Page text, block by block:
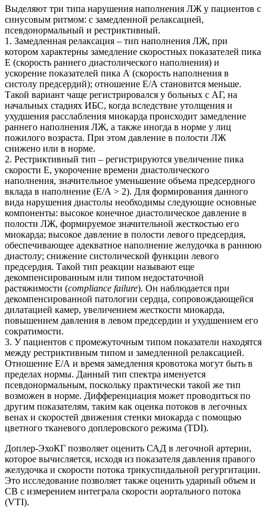
Выделяют три типа нарушения наполнения ЛЖ у пациентов с
синусовым ритмом: с замедленной релаксацией,
псевдонормальный и рестриктивный.
1. Замедленная релаксация – тип наполнения ЛЖ, при
котором характерны замедление скоростных показателей пика
Е (скорость раннего диастолического наполнения) и
ускорение показателей пика А (скорость наполнения в
систолу предсердий); отношение Е/А становится меньше.
Такой вариант чаще регистрировался у больных с АГ, на
начальных стадиях ИБС, когда вследствие утолщения и
ухудшения расслабления миокарда происходит замедление
раннего наполнения ЛЖ, а также иногда в норме у лиц
пожилого возраста. При этом давление в полости ЛЖ
снижено или в норме.
2. Рестриктивный тип – регистрируются увеличение пика
скорости Е, укорочение времени диастолического
наполнения, значительное уменьшение объема предсердного
вклада в наполнение (Е/А > 2). Для формирования данного
вида нарушения диастолы необходимы следующие основные
компоненты: высокое конечное диастолическое давление в
полости ЛЖ, формируемое значительной жесткостью его
миокарда; высокое давление в полости левого предсердия,
обеспечивающее адекватное наполнение желудочка в раннюю
диастолу; снижение систолической функции левого
предсердия. Такой тип реакции называют еще
декомпенсированным или типом недостаточной
растяжимости (compliance failure). Он наблюдается при
декомпенсированной патологии сердца, сопровождающейся
дилатацией камер, увеличением жесткости миокарда,
повышением давления в левом предсердии и ухудшением его
сократимости.
3. У пациентов с промежуточным типом показатели находятся
между рестриктивным типом и замедленной релаксацией.
Отношение Е/А и время замедления кровотока могут быть в
пределах нормы. Данный тип спектра именуется
псевдонормальным, поскольку практически такой же тип
возможен в норме. Дифференциация может проводиться по
другим показателям, таким как оценка потоков в легочных
венах и скоростей движения стенки миокарда с помощью
цветного тканевого доплеровского режима (TDI).
Доплер-ЭхоКГ позволяет оценить САД в легочной артерии,
которое вычисляется, исходя из показателя давления правого
желудочка и скорости потока трикуспидальной регургитации.
Это исследование позволяет также оценить ударный объем и
СВ c измерением интеграла скорости аортального потока
(VTI).